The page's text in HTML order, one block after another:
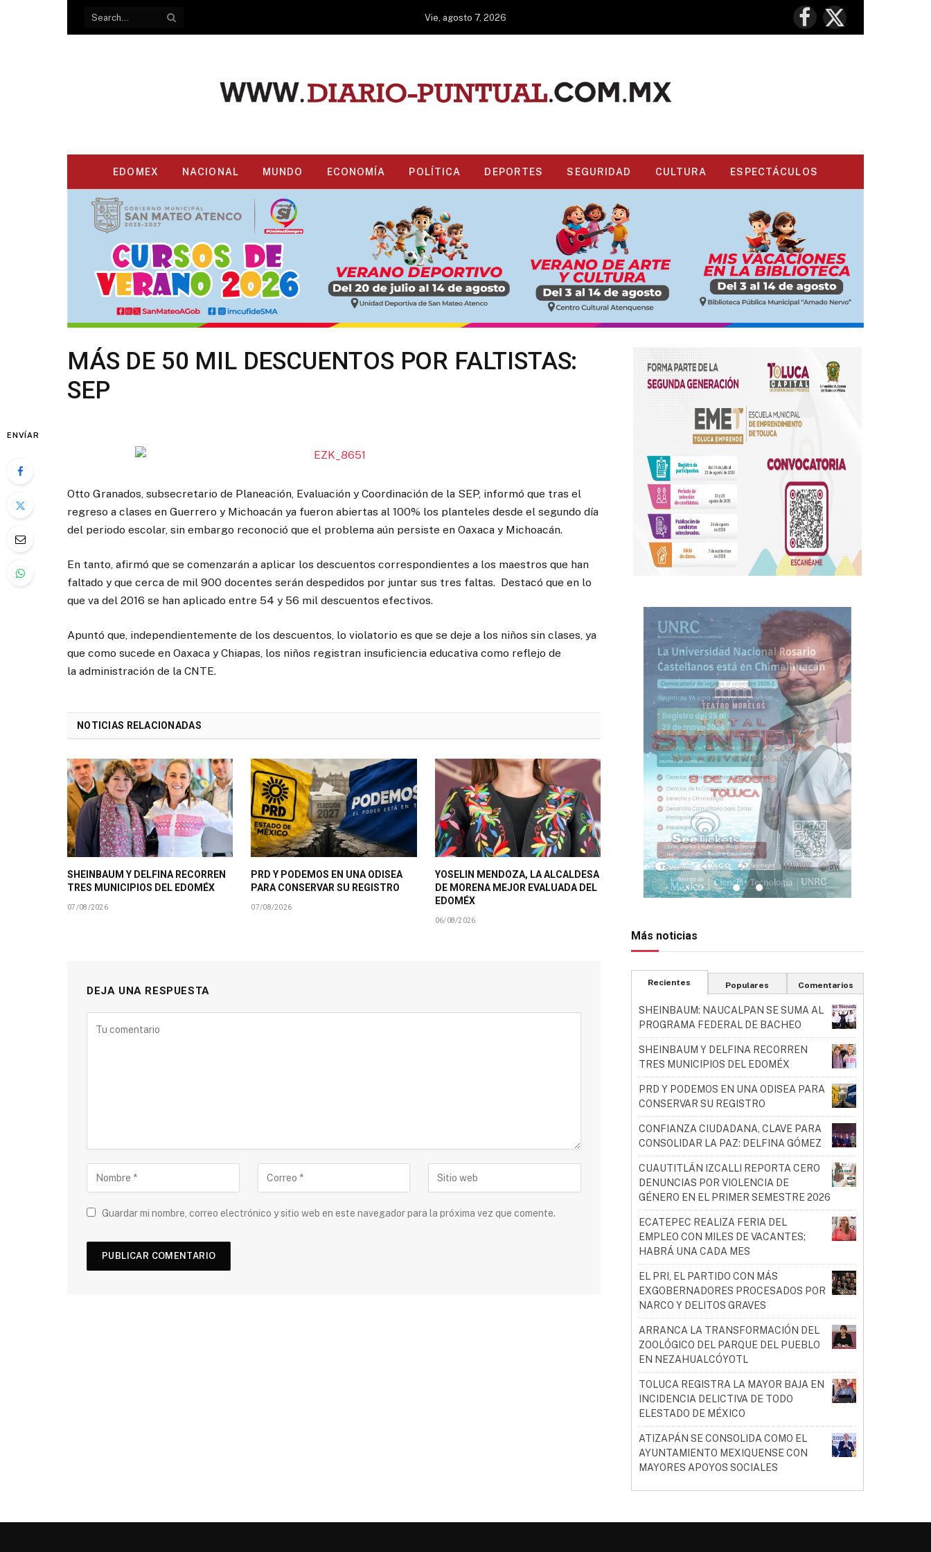
Vie, agosto 7, 2026
Facebook
X
(Twitter)
EDOMEX NACIONAL MUNDO ECONOMÍA POLÍTICA DEPORTES SEGURIDAD CULTURA ESPECTÁCULOS
MÁS DE 50 MIL DESCUENTOS POR FALTISTAS:
SEP
ENVÍAR
Otto Granados, subsecretario de Planeación, Evaluación y Coordinación de la SEP, informó que tras el
regreso a clases en Guerrero y Michoacán ya fueron abiertas al 100% los planteles desde el segundo día
del periodo escolar, sin embargo reconoció que el problema aún persiste en Oaxaca y Michoacán.
En tanto, afirmó que se comenzarán a aplicar los descuentos correspondientes a los maestros que han
faltado y que cerca de mil 900 docentes serán despedidos por juntar sus tres faltas. Destacó que en lo
que va del 2016 se han aplicado entre 54 y 56 mil descuentos efectivos.
Apuntó que, independientemente de los descuentos, lo violatorio es que se deje a los niños sin clases, ya
que como sucede en Oaxaca y Chiapas, los niños registran insuficiencia educativa como reflejo de
la administración de la CNTE.
NOTICIAS RELACIONADAS
SHEINBAUM Y DELFINA RECORREN
TRES MUNICIPIOS DEL EDOMÉX
07/08/2026
PRD Y PODEMOS EN UNA ODISEA
PARA CONSERVAR SU REGISTRO
07/08/2026
YOSELIN MENDOZA, LA ALCALDESA
DE MORENA MEJOR EVALUADA DEL
EDOMÉX
06/08/2026
DEJA UNA RESPUESTA
Guardar mi nombre, correo electrónico y sitio web en este navegador para la próxima vez que comente.
Más noticias
Recientes Populares Comentarios
SHEINBAUM: NAUCALPAN SE SUMA AL
PROGRAMA FEDERAL DE BACHEO
SHEINBAUM Y DELFINA RECORREN
TRES MUNICIPIOS DEL EDOMÉX
PRD Y PODEMOS EN UNA ODISEA PARA
CONSERVAR SU REGISTRO
CONFIANZA CIUDADANA, CLAVE PARA
CONSOLIDAR LA PAZ: DELFINA GÓMEZ
CUAUTITLÁN IZCALLI REPORTA CERO
DENUNCIAS POR VIOLENCIA DE
GÉNERO EN EL PRIMER SEMESTRE 2026
ECATEPEC REALIZA FERIA DEL
EMPLEO CON MILES DE VACANTES;
HABRÁ UNA CADA MES
EL PRI, EL PARTIDO CON MÁS
EXGOBERNADORES PROCESADOS POR
NARCO Y DELITOS GRAVES
ARRANCA LA TRANSFORMACIÓN DEL
ZOOLÓGICO DEL PARQUE DEL PUEBLO
EN NEZAHUALCÓYOTL
TOLUCA REGISTRA LA MAYOR BAJA EN
INCIDENCIA DELICTIVA DE TODO
ELESTADO DE MÉXICO
ATIZAPÁN SE CONSOLIDA COMO EL
AYUNTAMIENTO MEXIQUENSE CON
MAYORES APOYOS SOCIALES